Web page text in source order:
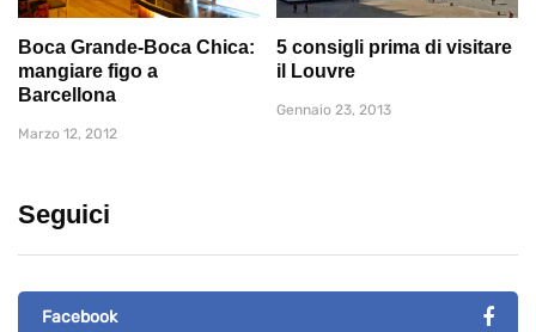
Boca Grande-Boca Chica:
mangiare figo a
Barcellona
Marzo 12, 2012
5 consigli prima di visitare
il Louvre
Gennaio 23, 2013
Seguici
Facebook